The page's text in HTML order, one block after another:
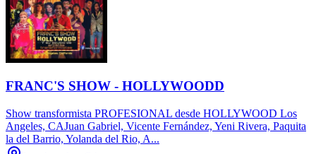
FRANC'S SHOW - HOLLYWOODD
Show transformista PROFESIONAL desde HOLLYWOOD Los
Angeles, CAJuan Gabriel, Vicente Fernández, Yeni Rivera, Paquita
la del Barrio, Yolanda del Rio, A...